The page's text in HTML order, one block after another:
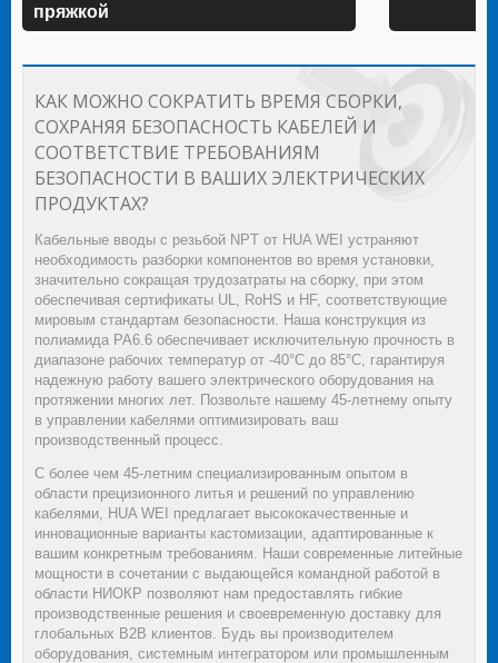
пряжкой
КАК МОЖНО СОКРАТИТЬ ВРЕМЯ СБОРКИ,
СОХРАНЯЯ БЕЗОПАСНОСТЬ КАБЕЛЕЙ И
СООТВЕТСТВИЕ ТРЕБОВАНИЯМ
БЕЗОПАСНОСТИ В ВАШИХ ЭЛЕКТРИЧЕСКИХ
ПРОДУКТАХ?
Кабельные вводы с резьбой NPT от HUA WEI устраняют
необходимость разборки компонентов во время установки,
значительно сокращая трудозатраты на сборку, при этом
обеспечивая сертификаты UL, RoHS и HF, соответствующие
мировым стандартам безопасности. Наша конструкция из
полиамида PA6.6 обеспечивает исключительную прочность в
диапазоне рабочих температур от -40°C до 85°C, гарантируя
надежную работу вашего электрического оборудования на
протяжении многих лет. Позвольте нашему 45-летнему опыту
в управлении кабелями оптимизировать ваш
производственный процесс.
С более чем 45-летним специализированным опытом в
области прецизионного литья и решений по управлению
кабелями, HUA WEI предлагает высококачественные и
инновационные варианты кастомизации, адаптированные к
вашим конкретным требованиям. Наши современные литейные
мощности в сочетании с выдающейся командной работой в
области НИОКР позволяют нам предоставлять гибкие
производственные решения и своевременную доставку для
глобальных B2B клиентов. Будь вы производителем
оборудования, системным интегратором или промышленным